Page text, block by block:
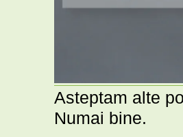
Asteptam alte
Numai bine.